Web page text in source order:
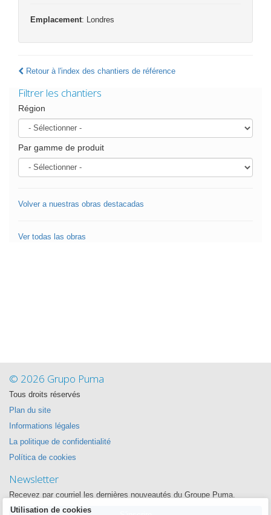
Emplacement: Londres
Retour à l'index des chantiers de référence
Filtrer les chantiers
Région
Par gamme de produit
Volver a nuestras obras destacadas
Ver todas las obras
© 2026 Grupo Puma
Tous droits réservés
Plan du site
Informations légales
La politique de confidentialité
Política de cookies
Newsletter
Recevez par courriel les dernières nouveautés du Groupe Puma.
Utilisation de cookies